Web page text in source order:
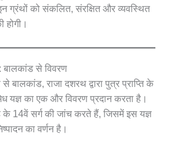
ग्रंथों को संकलित, संरक्षित और व्यवस्थित
होगी।
बालकांड से विवरण
बालकांड, राजा दशरथ द्वारा पुत्र प्राप्ति के
यज्ञ का एक और विवरण प्रदान करता है।
14वें सर्ग की जांच करते हैं, जिसमें इस यज्ञ
का वर्णन है।